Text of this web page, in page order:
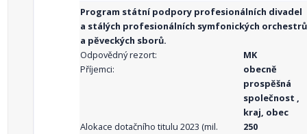
Program státní podpory profesionálních divadel
a stálých profesionálních symfonických orchestrů
a pěveckých sborů.
Odpovědný rezort:
MK
Příjemci:
obecně
prospěšná
společnost ,
kraj, obec
Alokace dotačního titulu 2023 (mil.
250